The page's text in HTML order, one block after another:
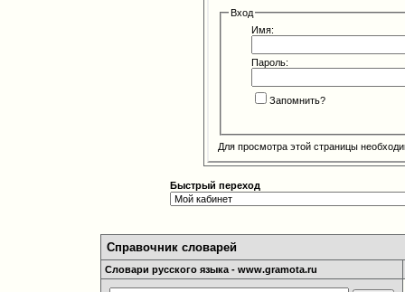
Вход
Имя:
Пароль:
Запомнить?
Для просмотра этой страницы
Быстрый переход
Справочник словарей
Словари русского языка - www.gramota.ru